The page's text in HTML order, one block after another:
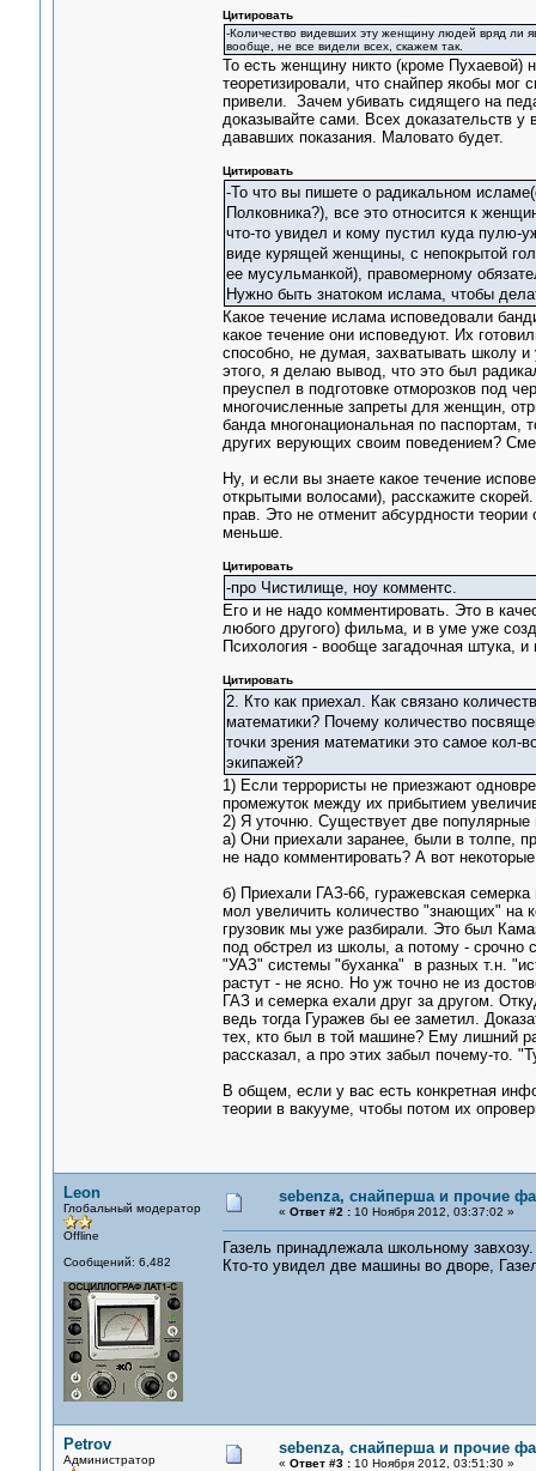
Цитировать
-Количество видевших эту женщину людей вряд ли
вообще, не все видели всех, скажем так.
То есть женщину никто (кроме
теоретизировали, что снайпер якобы мог
привели. Зачем убивать сидящего на
доказывайте сами. Всех доказательств у
дававших показания. Маловато будет.
Цитировать
-То что вы пишете о радикальном
Полковника?), все это относится к
что-то увидел и кому пустил куда пулю-
виде курящей женщины, с непокрытой
ее мусульманкой), правомерному
Нужно быть знатоком ислама, чтобы
Какое течение ислама исповедовали
какое течение они исповедуют. Их
способно, не думая, захватывать школу
этого, я делаю вывод, что это был
преуспел в подготовке отморозков под
многочисленные запреты для женщин,
банда многонациональная по паспортам,
других верующих своим поведением?
Ну, и если вы знаете какое течение
открытыми волосами), расскажите
прав. Это не отменит абсурдности
меньше.
Цитировать
-про Чистилище, ноу комментс.
Его и не надо комментировать. Это в
любого другого) фильма, и в уме уже
Психология - вообще загадочная штука,
Цитировать
2. Кто как приехал. Как связано
математики? Почему количество
точки зрения математики это самое
экипажей?
1) Если террористы не приезжают
промежуток между их прибытием
2) Я уточню. Существует две популярные
а) Они приехали заранее, были в толпе,
не надо комментировать? А вот
б) Приехали ГАЗ-66, гуражевская
мол увеличить количество "знающих" на
грузовик мы уже разбирали. Это был
под обстрел из школы, а потому - срочно
"УАЗ" системы "буханка" в разных т.н.
растут - не ясно. Но уж точно не из
ГАЗ и семерка ехали друг за другом.
ведь тогда Гуражев бы ее заметил.
тех, кто был в той машине? Ему лишний
рассказал, а про этих забыл почему-то.
В общем, если у вас есть конкретная
теории в вакууме, чтобы потом их
Leon
Глобальный модератор
Offline
Сообщений: 6,482
sebenza, снайперша и прочие
« Ответ #2 :10 Ноября 2012, 03:37:02 »
Газель принадлежала школьному
Кто-то увидел две машины во дворе,
Petrov
Администратор
sebenza, снайперша и прочие
« Ответ #3 :10 Ноября 2012, 03:51:30 »